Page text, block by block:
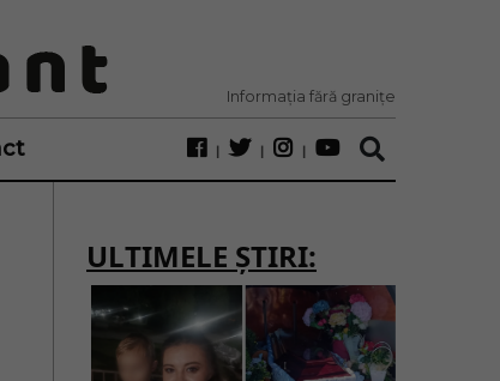
Informația fără granițe
ULTIMELE ȘTIRI: